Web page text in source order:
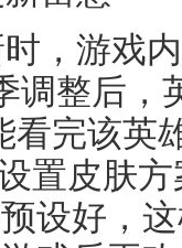
，游戏
调整后，
看完该英
置皮肤
设好，